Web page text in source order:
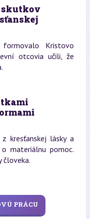
skutkov
formovalo Kristovo
otcovia učili, že
kresťanskej lásky a
materiálnu pomoc.
človeka.
PRÁCU